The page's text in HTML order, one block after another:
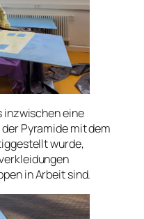
inzwischen eine
Pyramide mit dem
wurde,
in Arbeit sind.